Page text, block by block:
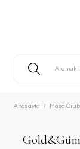
Anasayfa Masa